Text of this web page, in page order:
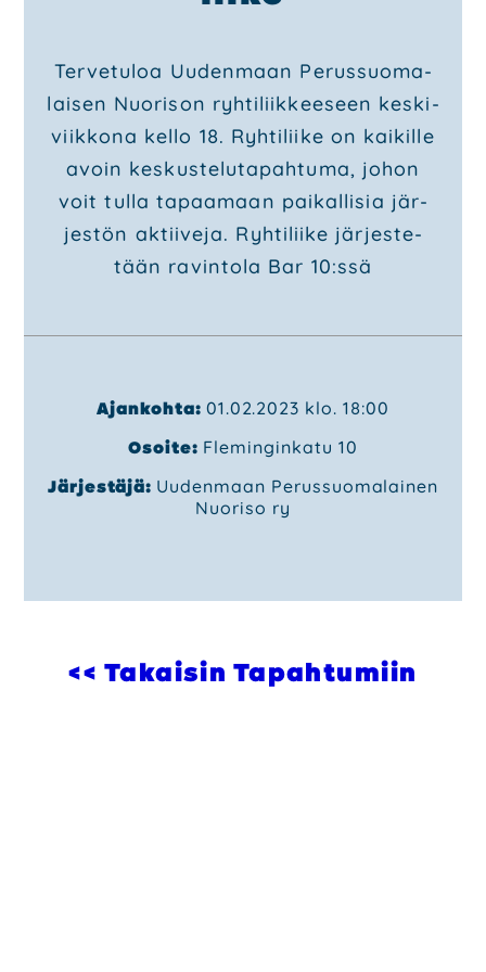
Ohjel­mat
Poliit­ti­set saa­vu­tuk­set
Päät­tä­jät
Ota yhteyt­tä
Hal­li­tus
Ehdo­tuk­set
Päi­vi­tä jäsen­tie­to­si
Mate­ri­aa­li­pank­ki
Ter­ve­tu­loa Uuden­maan Perus­suo­ma­
lai­sen Nuo­ri­son ryh­ti­liik­kee­seen kes­ki­
viik­ko­na kel­lo 18. Ryh­ti­lii­ke on kai­kil­le
avoin kes­kus­te­lu­ta­pah­tu­ma, johon
voit tul­la tapaa­maan pai­kal­li­sia jär­
jes­tön aktii­ve­ja. Ryh­ti­lii­ke jär­jes­te­
tään ravin­to­la Bar 10:ssä
Ajankohta: 01.02.2023 klo. 18:00
Osoite: Fleminginkatu 10
Järjestäjä: Uudenmaan Perussuomalainen
Nuoriso ry
<< Takaisin Tapahtumiin